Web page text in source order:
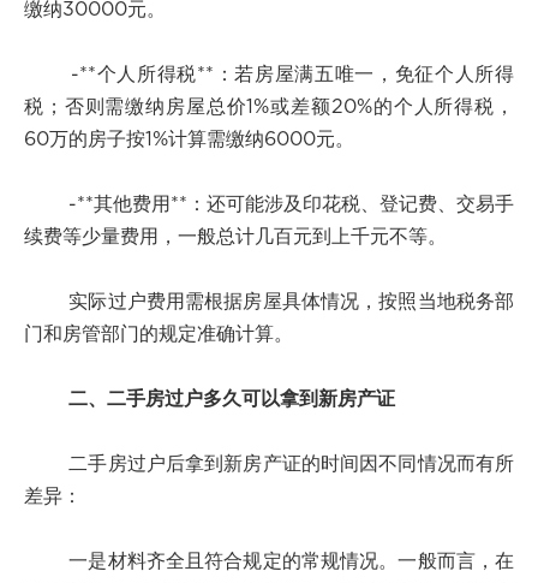
缴纳30000元。
-**个人所得税**：若房屋满五唯一，免征个人所得
税；否则需缴纳房屋总价1%或差额20%的个人所得税，
60万的房子按1%计算需缴纳6000元。
-**其他费用**：还可能涉及印花税、登记费、交易手
续费等少量费用，一般总计几百元到上千元不等。
实际过户费用需根据房屋具体情况，按照当地税务部
门和房管部门的规定准确计算。
二、二手房过户多久可以拿到新房产证
二手房过户后拿到新房产证的时间因不同情况而有所
差异：
一是材料齐全且符合规定的常规情况。一般而言，在